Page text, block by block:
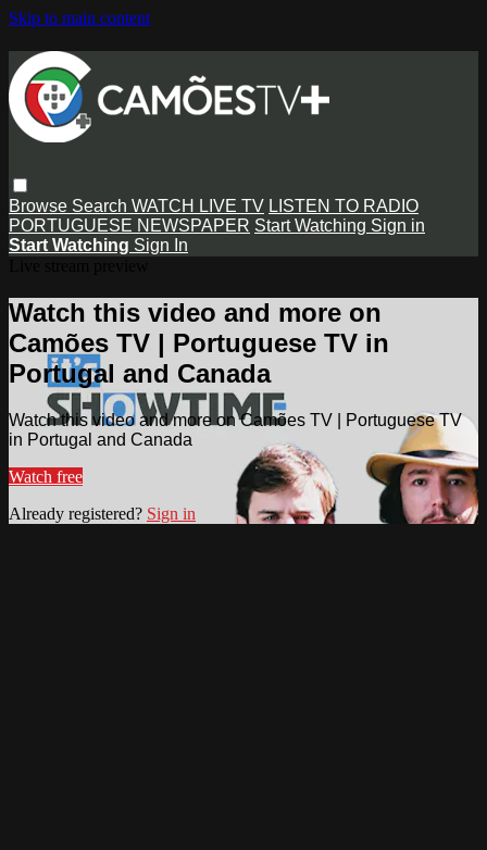
Skip to main content
Browse Search WATCH LIVE TV LISTEN TO RADIO
PORTUGUESE NEWSPAPER Start Watching Sign in
Start Watching Sign In
Watch this video and more on
Camões TV | Portuguese TV in
Portugal and Canada
Watch this video and more on Camões TV | Portuguese TV
in Portugal and Canada
Watch free
Already registered? Sign in